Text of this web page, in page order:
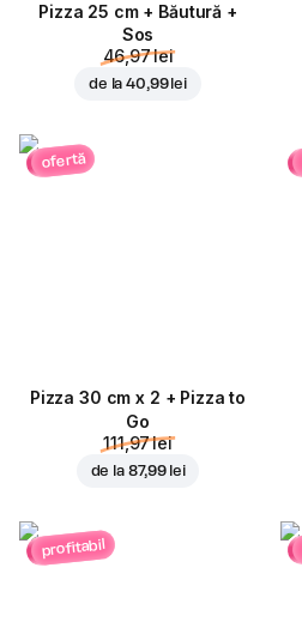
Pizza 25 cm + Băutură +
Sos
46,97 lei
de la40,99 lei
ofertă
Pizza 30 cm x 2 + Pizza to
Go
111,97 lei
de la 87,99 lei
profitabil